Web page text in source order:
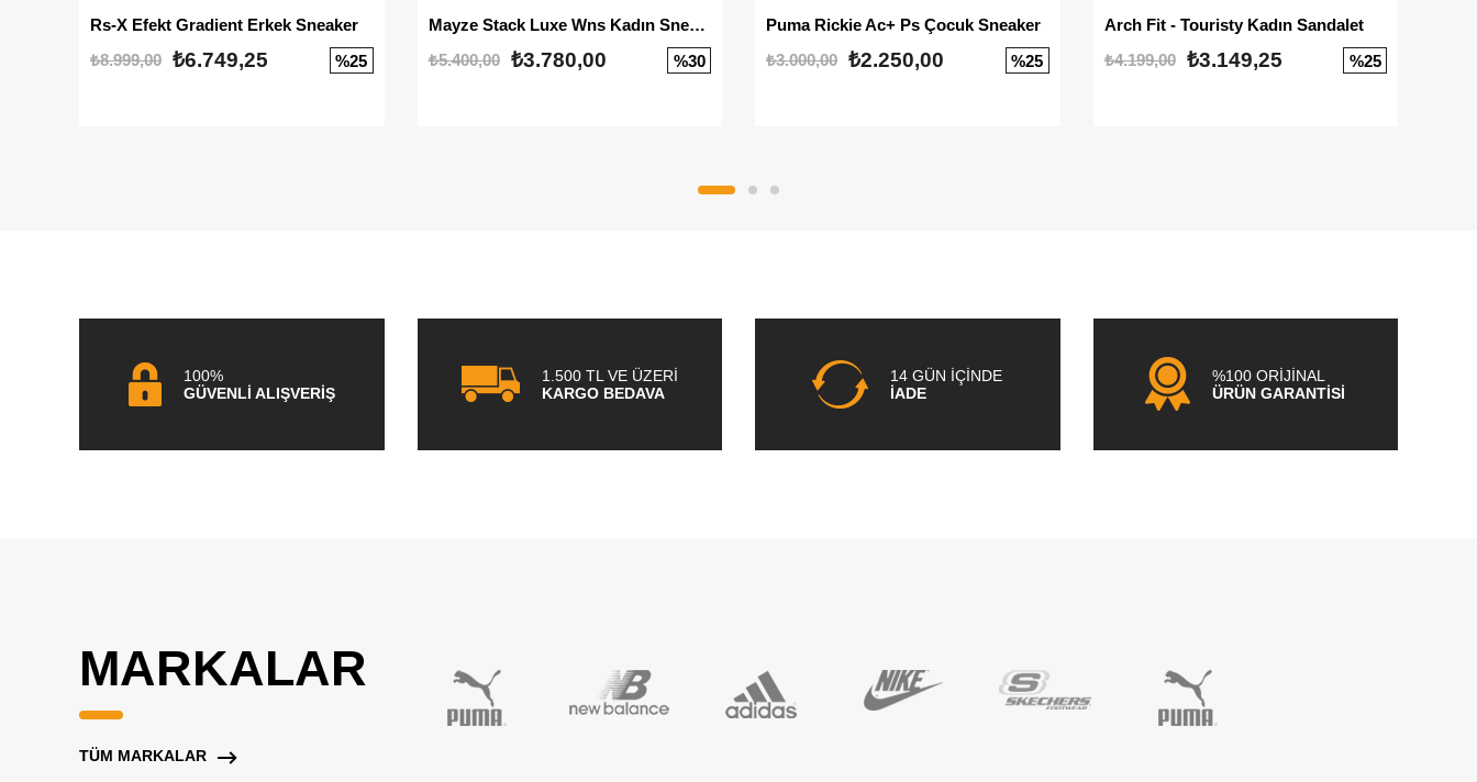
Rs-X Efekt Gradient Erkek Sneaker
₺8.999,00 ₺6.749,25 %25
Mayze Stack Luxe Wns Kadın Sneaker
₺5.400,00
₺3.780,00 %30
Puma Rickie Ac+ Ps Çocuk Sneaker
₺3.000,00 ₺2.250,00 %25
Arch Fit - Touristy Kadın Sandalet
₺4.199,00
₺3.149,25 %25
100%
GÜVENLİ ALIŞVERİŞ
1.500 TL VE ÜZERİ
KARGO BEDAVA
14 GÜN İÇİNDE
İADE
%100 ORİJİNAL
ÜRÜN GARANTİSİ
MARKALAR
TÜM MARKALAR